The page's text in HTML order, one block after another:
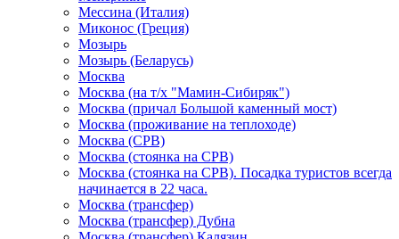
Мессина (Италия)
Миконос (Греция)
Мозырь
Мозырь (Беларусь)
Москва
Москва (на т/х "Мамин-Сибиряк")
Москва (причал Большой каменный мост)
Москва (проживание на теплоходе)
Москва (СРВ)
Москва (стоянка на СРВ)
Москва (стоянка на СРВ). Посадка туристов всегда
начинается в 22 часа.
Москва (трансфер)
Москва (трансфер) Дубна